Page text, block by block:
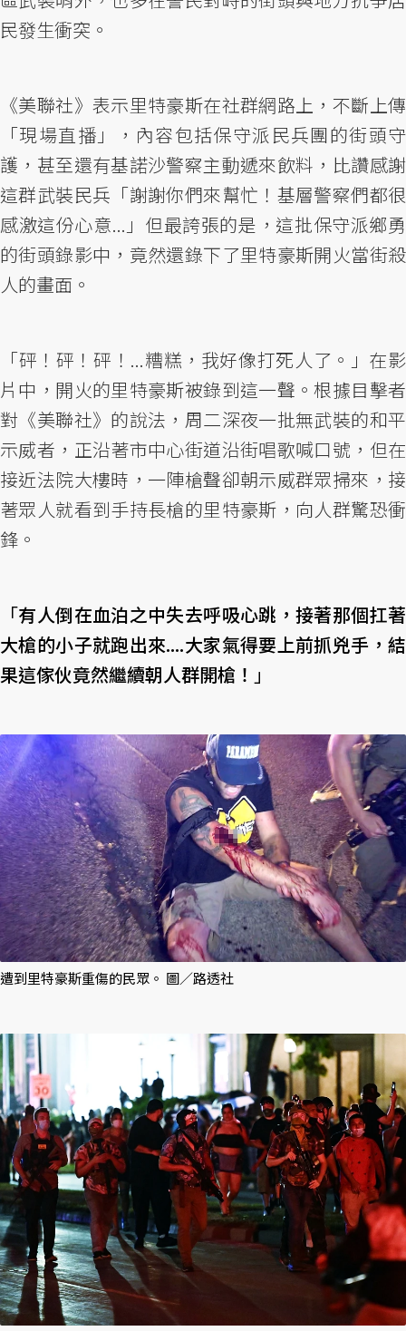
民發生衝突。
《美聯社》表示里特豪斯在社群網路上，不斷上傳
「現場直播」，內容包括保守派民兵團的街頭守
護，甚至還有基諾沙警察主動遞來飲料，比讚感謝
這群武裝民兵「謝謝你們來幫忙！基層警察們都很
感激這份心意...」但最誇張的是，這批保守派鄉勇
的街頭錄影中，竟然還錄下了里特豪斯開火當街殺
人的畫面。
「砰！砰！砰！...糟糕，我好像打死人了。」在影
片中，開火的里特豪斯被錄到這一聲。根據目擊者
對《美聯社》的說法，周二深夜一批無武裝的和平
示威者，正沿著市中心街道沿街唱歌喊口號，但在
接近法院大樓時，一陣槍聲卻朝示威群眾掃來，接
著眾人就看到手持長槍的里特豪斯，向人群驚恐衝
鋒。
「有人倒在血泊之中失去呼吸心跳，接著那個扛著
大槍的小子就跑出來....大家氣得要上前抓兇手，結
果這傢伙竟然繼續朝人群開槍！ 」
遭到里特豪斯重傷的民眾。 圖／路透社